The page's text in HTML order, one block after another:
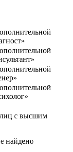
лиц с высшим
найдено